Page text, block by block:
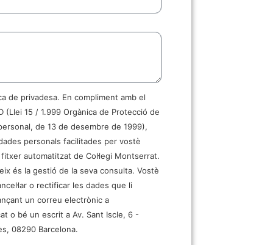
de privadesa. En compliment amb el
(Llei 15 / 1.999 Orgànica de Protecció de
de 13 de desembre de 1999),
personals facilitades per vostè
automatitzat de Col·legi Montserrat.
és la gestió de la seva consulta. Vostè
o rectificar les dades que li
un correu electrònic a
o bé un escrit a Av. Sant Iscle, 6 -
08290 Barcelona.